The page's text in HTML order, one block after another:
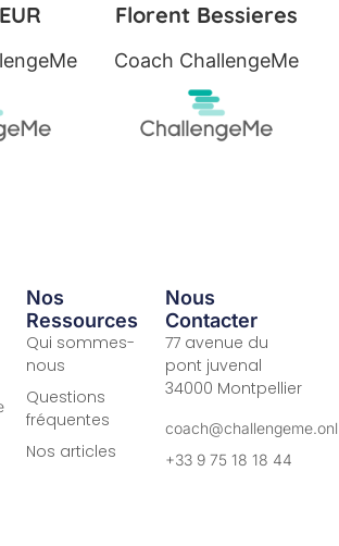
Florent Bessieres
Coach ChallengeMe
Nos
Ressources
Qui sommes-
nous
Questions
fréquentes
Nos articles
Nous
Contacter
77 avenue du
pont juvenal
34000 Montpellier
+33 9 75 18 18 44